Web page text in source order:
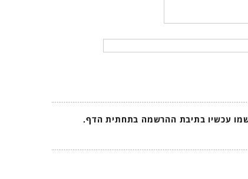
עכשיו בתיבת ההרשמה בתחתית הדף.